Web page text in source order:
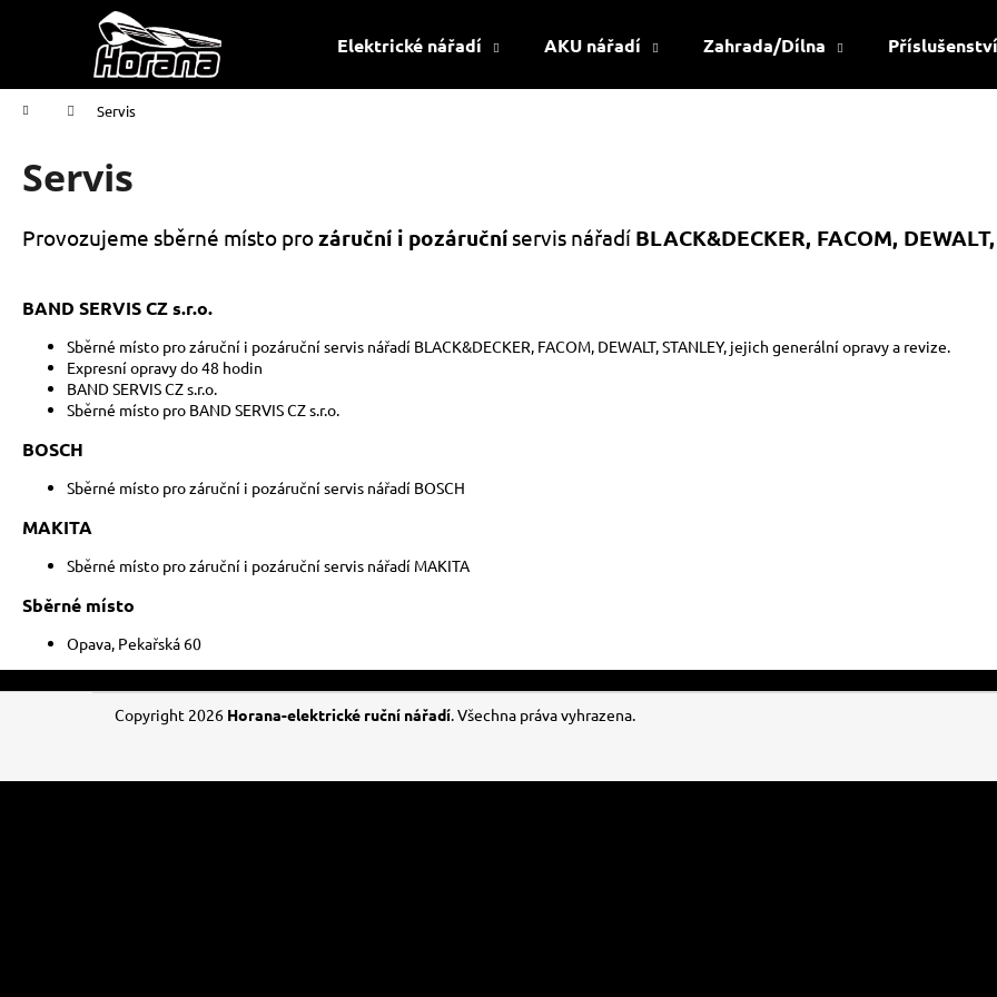
Elektrické nářadí AKU nářadí Zahrada/Dílna Příslušenství
Domů Servis
Servis
Provozujeme sběrné místo prozáruční i pozáruční servis nářadí BLACK&DECKER, FACOM,
BAND SERVIS CZ s.r.o.
Sběrné místo pro záruční i pozáruční servis nářadí BLACK&DECKER, FACOM, DEWALT, STANLEY, jejich generální opravy a revize.
Expresní opravy do 48 hodin
BAND SERVIS CZ s.r.o.
Sběrné místo pro BAND SERVIS CZ s.r.o.
BOSCH
Sběrné místo pro záruční i pozáruční servis nářadí BOSCH
MAKITA
Sběrné místo pro záruční i pozáruční servis nářadí MAKITA
Sběrné místo
Opava, Pekařská 60
í
Zpět
do
obchodu
Zpět
do
obchodu
Z
a
Copyright 2026 Horana-elektrické ruční nářadí . Všechna práva vyhrazena.